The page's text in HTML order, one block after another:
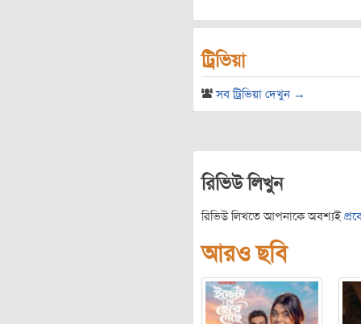
ট্রিভিয়া
সব ট্রিভিয়া দেখুন →
রিভিউ লিখুন
রিভিউ লিখতে আপনাকে অবশ্যই
আরও ছবি